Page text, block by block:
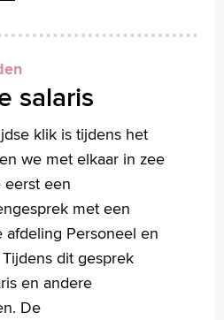
salaris
klik is tijdens het
we met elkaar in zee
een
met een
Personeel en
dit gesprek
en andere
De